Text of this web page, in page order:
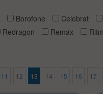
Borofone Celebrat
Redragon Remax
11 12 13 14 15 16 17